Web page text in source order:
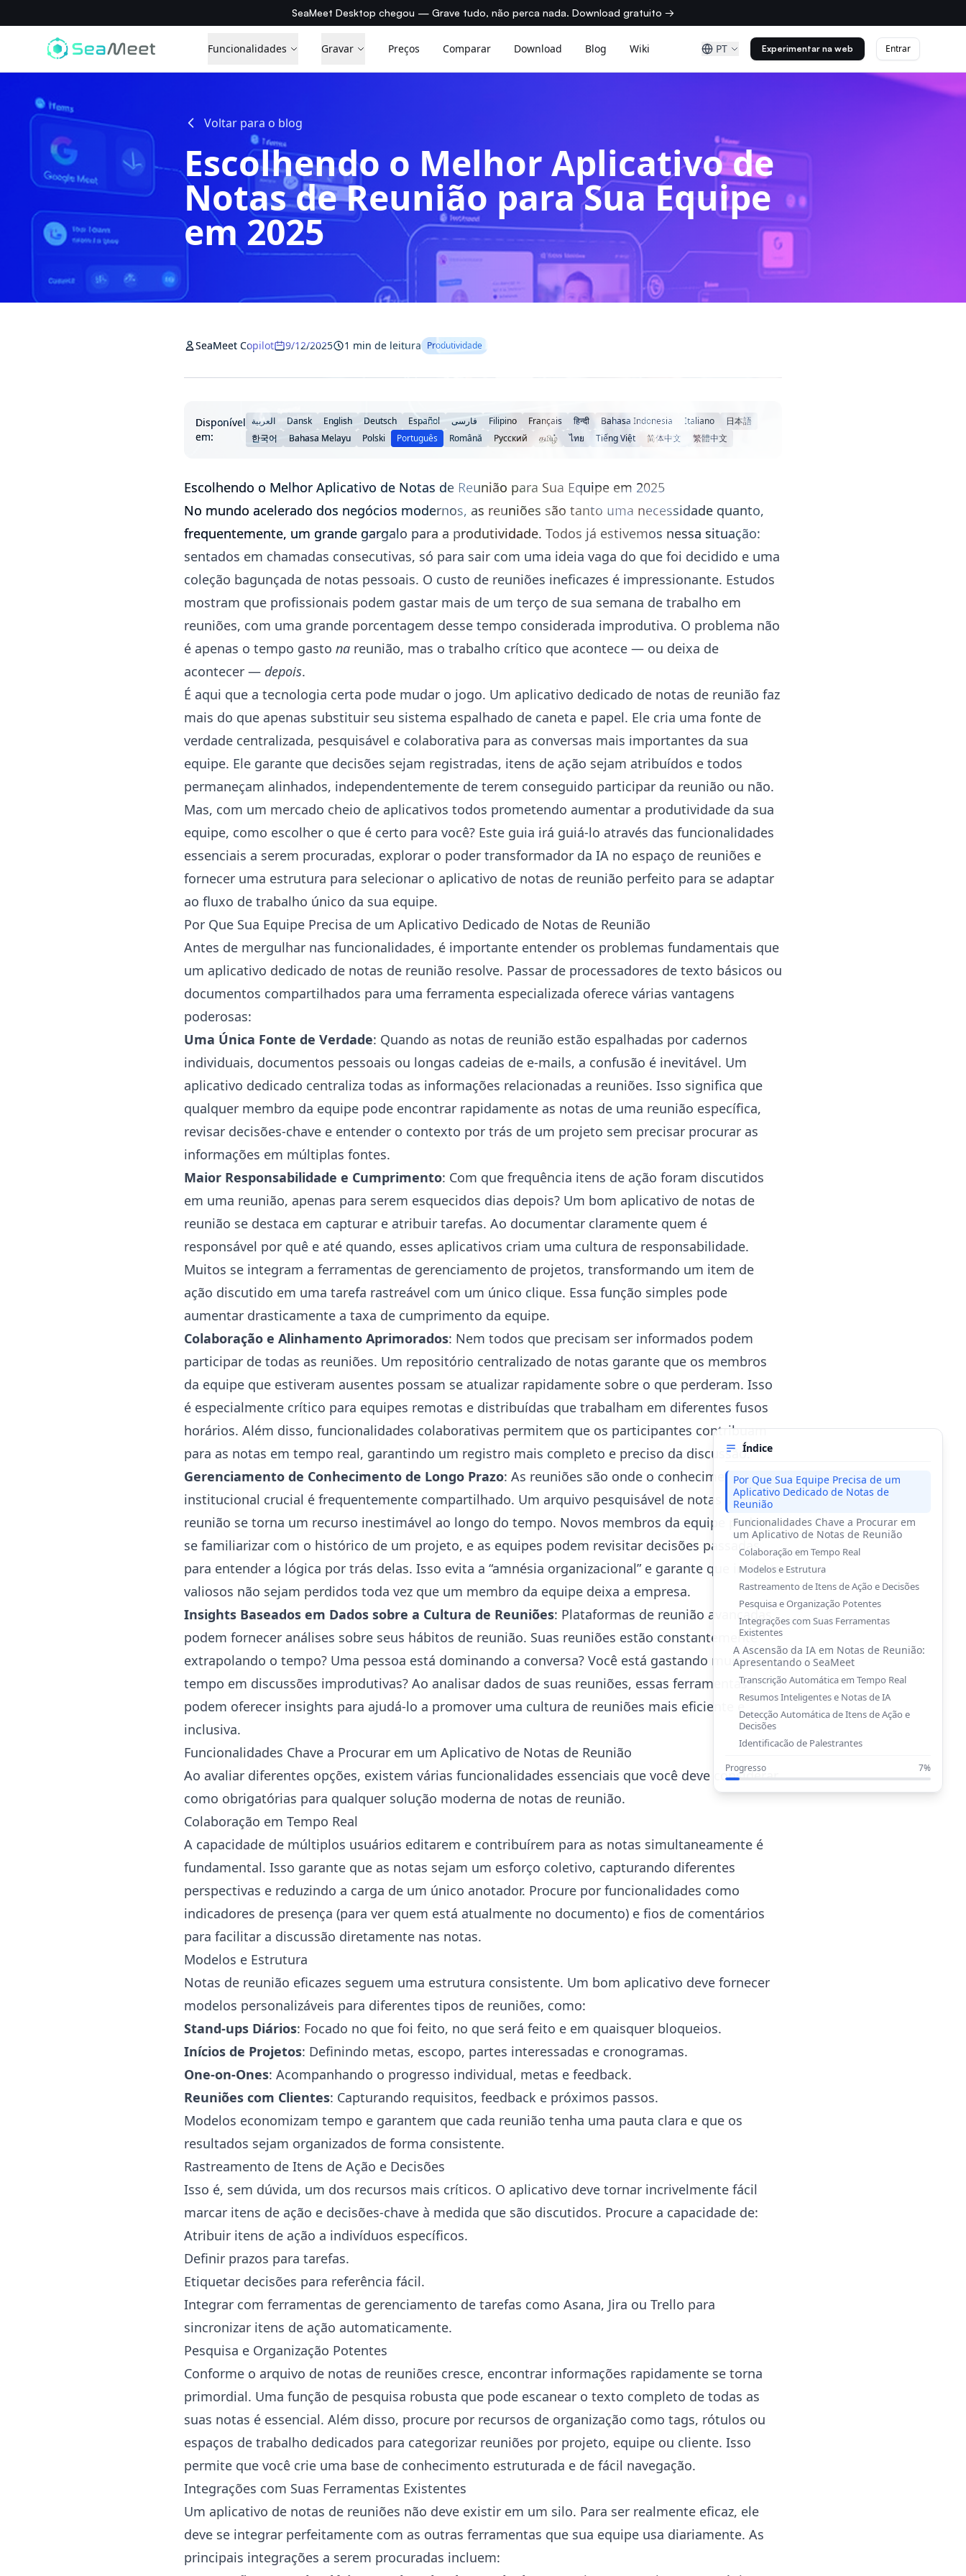
SeaMeet Desktop chegou — Grave tudo, não perca nada. Download gratuito →
Funcionalidades Gravar Preços Comparar Download Blog Wiki PT Experimentar na web Entrar
Voltar para o blog
Escolhendo o Melhor Aplicativo de
Notas de Reunião para Sua Equipe
em 2025
SeaMeet Copilot 9/12/2025 1 min de leitura Produtividade
Disponível
em:
العربية Dansk English Deutsch Español فارسی Filipino Français हिन्दी Bahasa Indonesia Italiano
日本語
한국어
Bahasa Melayu Polski Português Română Русский தமிழ் ไทย Tiếng Việt 简体中文 繁體中文
Índice
Por Que Sua Equipe Precisa de um
Aplicativo Dedicado de Notas de
Reunião
Funcionalidades Chave a Procurar em
um Aplicativo de Notas de Reunião
Colaboração em Tempo Real
Modelos e Estrutura
Rastreamento de Itens de Ação e Decisões
Pesquisa e Organização Potentes
Integrações com Suas Ferramentas
Existentes
A Ascensão da IA em Notas de Reunião:
Apresentando o SeaMeet
Transcrição Automática em Tempo Real
Resumos Inteligentes e Notas de IA
Detecção Automática de Itens de Ação e
Decisões
Identificação de Palestrantes
Como Escolher o Aplicativo Certo para o
Fluxo de Trabalho da Sua Equipe
Progresso 7%
Escolhendo o Melhor Aplicativo de Notas de Reunião para Sua Equipe em 2025
No mundo acelerado dos negócios modernos, as reuniões são tanto uma necessidade quanto,
frequentemente, um grande gargalo para a produtividade. Todos já estivemos nessa situação:
sentados em chamadas consecutivas, só para sair com uma ideia vaga do que foi decidido e uma
coleção bagunçada de notas pessoais. O custo de reuniões ineficazes é impressionante. Estudos
mostram que profissionais podem gastar mais de um terço de sua semana de trabalho em
reuniões, com uma grande porcentagem desse tempo considerada improdutiva. O problema não
é apenas o tempo gasto na reunião, mas o trabalho crítico que acontece — ou deixa de
acontecer — depois.
É aqui que a tecnologia certa pode mudar o jogo. Um aplicativo dedicado de notas de reunião faz
mais do que apenas substituir seu sistema espalhado de caneta e papel. Ele cria uma fonte de
verdade centralizada, pesquisável e colaborativa para as conversas mais importantes da sua
equipe. Ele garante que decisões sejam registradas, itens de ação sejam atribuídos e todos
permaneçam alinhados, independentemente de terem conseguido participar da reunião ou não.
Mas, com um mercado cheio de aplicativos todos prometendo aumentar a produtividade da sua
equipe, como escolher o que é certo para você? Este guia irá guiá-lo através das funcionalidades
essenciais a serem procuradas, explorar o poder transformador da IA no espaço de reuniões e
fornecer uma estrutura para selecionar o aplicativo de notas de reunião perfeito para se adaptar
ao fluxo de trabalho único da sua equipe.
Por Que Sua Equipe Precisa de um Aplicativo Dedicado de Notas de Reunião
Antes de mergulhar nas funcionalidades, é importante entender os problemas fundamentais que
um aplicativo dedicado de notas de reunião resolve. Passar de processadores de texto básicos ou
documentos compartilhados para uma ferramenta especializada oferece várias vantagens
poderosas:
Uma Única Fonte de Verdade: Quando as notas de reunião estão espalhadas por cadernos
individuais, documentos pessoais ou longas cadeias de e-mails, a confusão é inevitável. Um
aplicativo dedicado centraliza todas as informações relacionadas a reuniões. Isso significa que
qualquer membro da equipe pode encontrar rapidamente as notas de uma reunião específica,
revisar decisões-chave e entender o contexto por trás de um projeto sem precisar procurar as
informações em múltiplas fontes.
Maior Responsabilidade e Cumprimento: Com que frequência itens de ação foram discutidos
em uma reunião, apenas para serem esquecidos dias depois? Um bom aplicativo de notas de
reunião se destaca em capturar e atribuir tarefas. Ao documentar claramente quem é
responsável por quê e até quando, esses aplicativos criam uma cultura de responsabilidade.
Muitos se integram a ferramentas de gerenciamento de projetos, transformando um item de
ação discutido em uma tarefa rastreável com um único clique. Essa função simples pode
aumentar drasticamente a taxa de cumprimento da equipe.
Colaboração e Alinhamento Aprimorados: Nem todos que precisam ser informados podem
participar de todas as reuniões. Um repositório centralizado de notas garante que os membros
da equipe que estiveram ausentes possam se atualizar rapidamente sobre o que perderam. Isso
é especialmente crítico para equipes remotas e distribuídas que trabalham em diferentes fusos
horários. Além disso, funcionalidades colaborativas permitem que os participantes contribuam
para as notas em tempo real, garantindo um registro mais completo e preciso da discussão.
Gerenciamento de Conhecimento de Longo Prazo: As reuniões são onde o conhecimento
institucional crucial é frequentemente compartilhado. Um arquivo pesquisável de notas de
reunião se torna um recurso inestimável ao longo do tempo. Novos membros da equipe podem
se familiarizar com o histórico de um projeto, e as equipes podem revisitar decisões passadas
para entender a lógica por trás delas. Isso evita a “amnésia organizacional” e garante que insights
valiosos não sejam perdidos toda vez que um membro da equipe deixa a empresa.
Insights Baseados em Dados sobre a Cultura de Reuniões: Plataformas de reunião avançadas
podem fornecer análises sobre seus hábitos de reunião. Suas reuniões estão constantemente
extrapolando o tempo? Uma pessoa está dominando a conversa? Você está gastando muito
tempo em discussões improdutivas? Ao analisar dados de suas reuniões, essas ferramentas
podem oferecer insights para ajudá-lo a promover uma cultura de reuniões mais eficiente e
inclusiva.
Funcionalidades Chave a Procurar em um Aplicativo de Notas de Reunião
Ao avaliar diferentes opções, existem várias funcionalidades essenciais que você deve considerar
como obrigatórias para qualquer solução moderna de notas de reunião.
Colaboração em Tempo Real
A capacidade de múltiplos usuários editarem e contribuírem para as notas simultaneamente é
fundamental. Isso garante que as notas sejam um esforço coletivo, capturando diferentes
perspectivas e reduzindo a carga de um único anotador. Procure por funcionalidades como
indicadores de presença (para ver quem está atualmente no documento) e fios de comentários
para facilitar a discussão diretamente nas notas.
Modelos e Estrutura
Notas de reunião eficazes seguem uma estrutura consistente. Um bom aplicativo deve fornecer
modelos personalizáveis para diferentes tipos de reuniões, como:
Stand-ups Diários: Focado no que foi feito, no que será feito e em quaisquer bloqueios.
Inícios de Projetos: Definindo metas, escopo, partes interessadas e cronogramas.
One-on-Ones: Acompanhando o progresso individual, metas e feedback.
Reuniões com Clientes: Capturando requisitos, feedback e próximos passos.
Modelos economizam tempo e garantem que cada reunião tenha uma pauta clara e que os
resultados sejam organizados de forma consistente.
Rastreamento de Itens de Ação e Decisões
Isso é, sem dúvida, um dos recursos mais críticos. O aplicativo deve tornar incrivelmente fácil
marcar itens de ação e decisões-chave à medida que são discutidos. Procure a capacidade de:
Atribuir itens de ação a indivíduos específicos.
Definir prazos para tarefas.
Etiquetar decisões para referência fácil.
Integrar com ferramentas de gerenciamento de tarefas como Asana, Jira ou Trello para
sincronizar itens de ação automaticamente.
Pesquisa e Organização Potentes
Conforme o arquivo de notas de reuniões cresce, encontrar informações rapidamente se torna
primordial. Uma função de pesquisa robusta que pode escanear o texto completo de todas as
suas notas é essencial. Além disso, procure por recursos de organização como tags, rótulos ou
espaços de trabalho dedicados para categorizar reuniões por projeto, equipe ou cliente. Isso
permite que você crie uma base de conhecimento estruturada e de fácil navegação.
Integrações com Suas Ferramentas Existentes
Um aplicativo de notas de reuniões não deve existir em um silo. Para ser realmente eficaz, ele
deve se integrar perfeitamente com as outras ferramentas que sua equipe usa diariamente. As
principais integrações a serem procuradas incluem: